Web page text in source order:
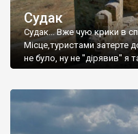
Судак
Судак... Вже чую крики в
Місце,туристами затерте
не було, ну не "дірявив" я